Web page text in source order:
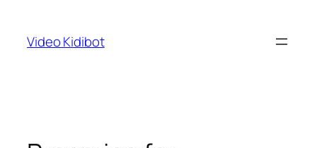
content
Video Kidibot